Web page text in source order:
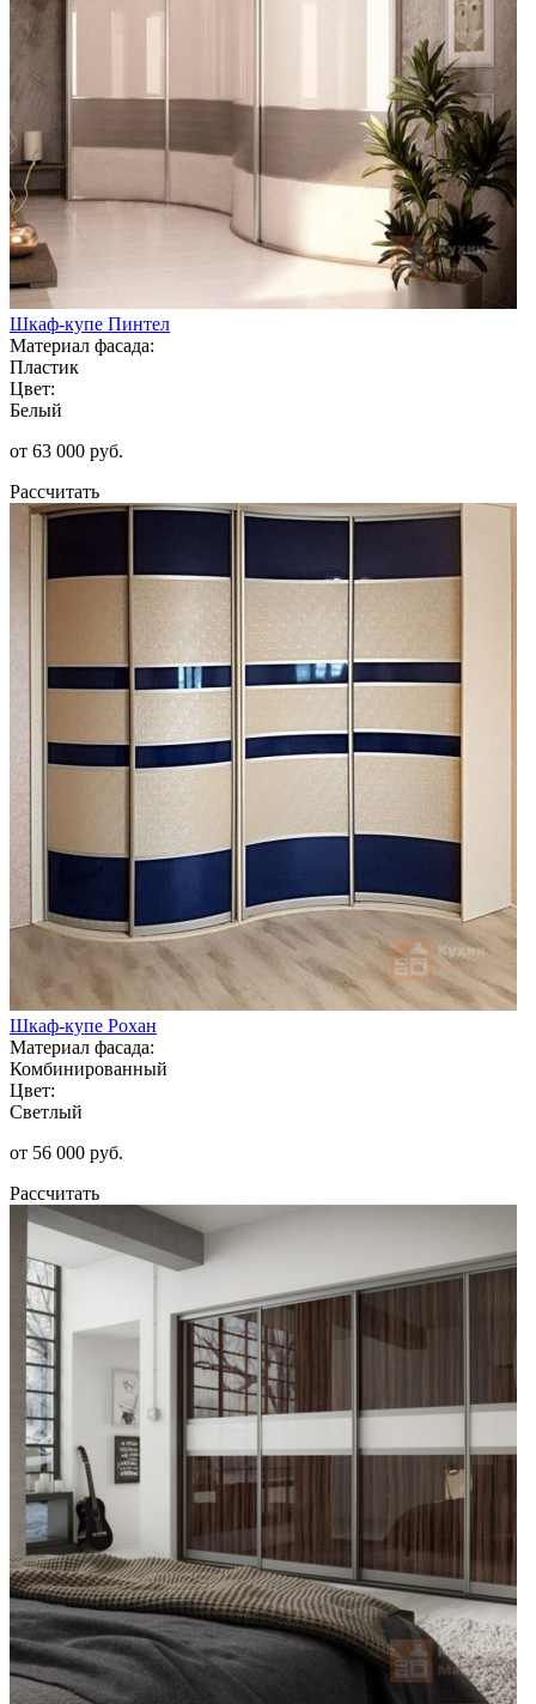
Шкаф-купе Пинтел
Материал фасада:
Пластик
Цвет:
Белый
от 63 000 руб.
Рассчитать
Шкаф-купе Рохан
Материал фасада:
Комбинированный
Цвет:
Светлый
от 56 000 руб.
Рассчитать